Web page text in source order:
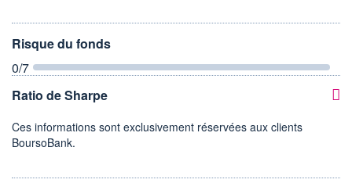
Risque du fonds
0/7
Ratio de Sharpe
Ces informations sont exclusivement réservées aux clients
BoursoBank.